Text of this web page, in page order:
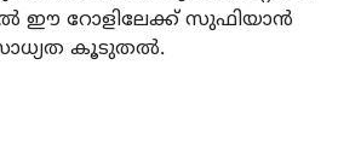
ഈ റോളിലേക്ക് സുഫിയാൻ
കൂടുതൽ.